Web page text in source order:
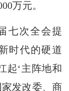
万元。
次全会提
时代的硬道
起‘主阵地和
发改委、商